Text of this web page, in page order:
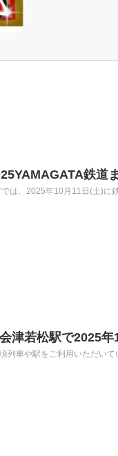
鉄道
は、2025年10月11日(土)に
会津若松駅で2025
列車や駅をご利用いただい